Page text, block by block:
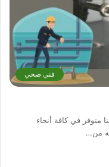
فني صحي
متوفر في كافة أنحاء
من…